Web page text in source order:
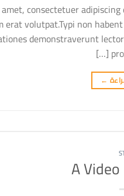
consectetuer
erat volutpat.Typi non
demonstraverunt
←
A